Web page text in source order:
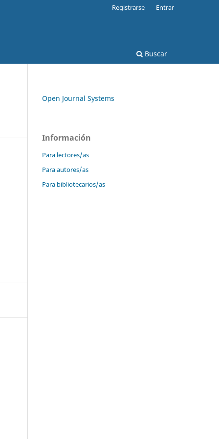
Buscar
Registrarse Entrar
Open Journal Systems
Información
Para lectores/as
Para autores/as
Para bibliotecarios/as